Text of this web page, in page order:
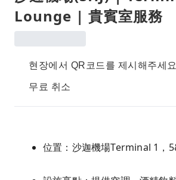
Lounge | 貴賓室服務
현장에서 QR코드를 제시해주세
무료 취소
位置：沙迦機場Terminal 1，